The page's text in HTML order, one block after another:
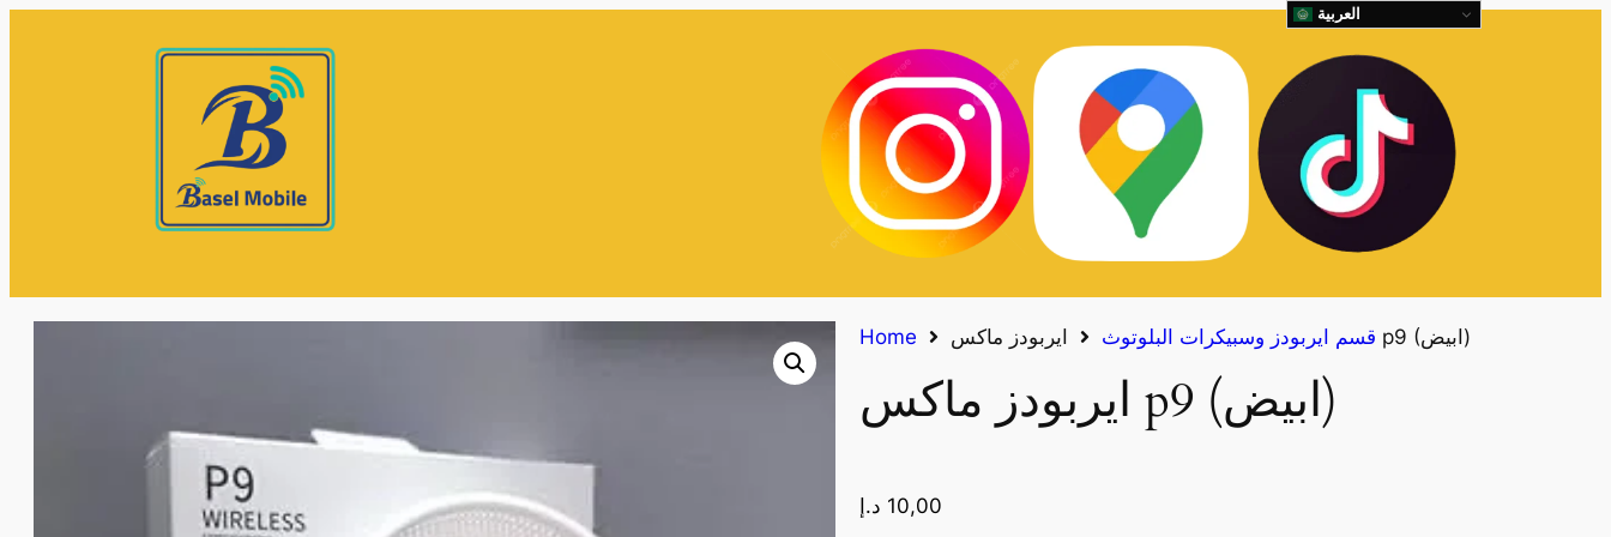
Home قسم ايربودز وسبيكرات البلوتوث ايربودز ماكس p9 (ابيض)
ايربودز ماكس p9 (ابيض)
10,00 د.إ
العربية